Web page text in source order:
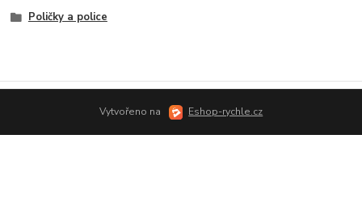
Poličky a police
Vytvořeno na Eshop-rychle.cz